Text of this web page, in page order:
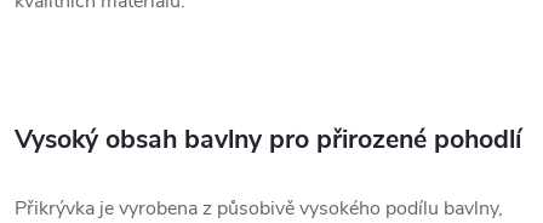
Vysoký obsah bavlny pro přirozené pohodlí
Přikrývka je vyrobena z působivě vysokého podílu bavlny,